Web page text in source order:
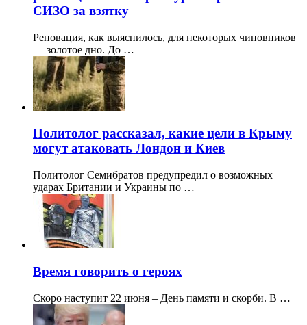
СИЗО за взятку
Реновация, как выяснилось, для некоторых чиновников
— золотое дно. До …
Политолог рассказал, какие цели в Крыму
могут атаковать Лондон и Киев
Политолог Семибратов предупредил о возможных
ударах Британии и Украины по …
Время говорить о героях
Скоро наступит 22 июня – День памяти и скорби. В …